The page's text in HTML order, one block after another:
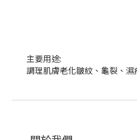
主要用途:
調理肌膚老化皺紋、龜裂、